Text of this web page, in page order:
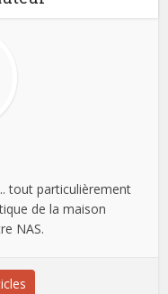
tout particulièrement
de la maison
NAS.